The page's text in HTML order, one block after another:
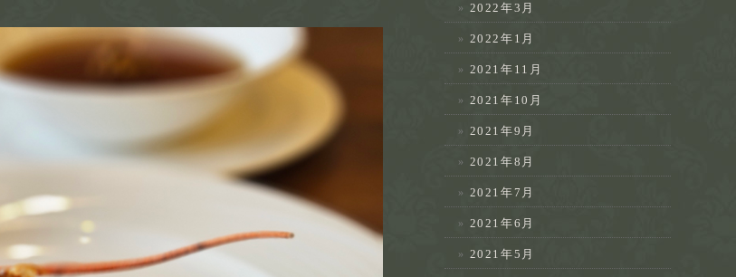
2022年3月
2022年1月
2021年11月
2021年10月
2021年9月
2021年8月
2021年7月
2021年6月
2021年5月